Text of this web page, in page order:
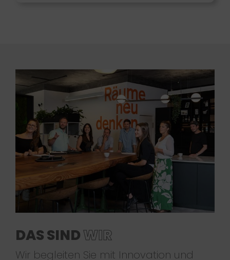
DAS SINDWIR
Wir begleiten Sie mit Innovation und